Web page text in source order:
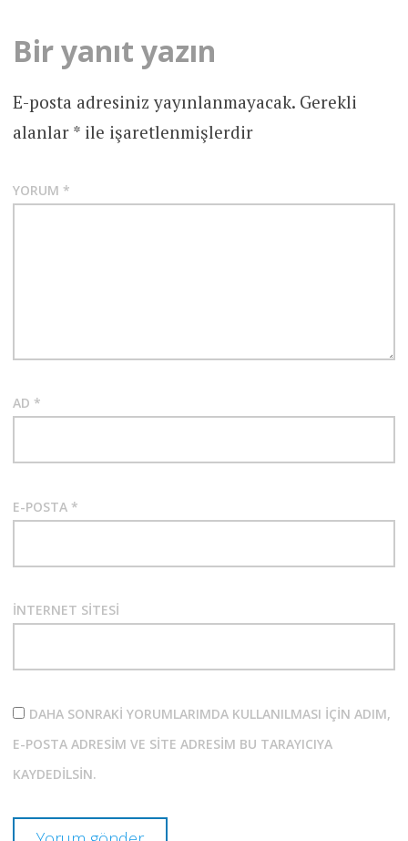
Bir yanıt yazın
E-posta adresiniz yayınlanmayacak. Gerekli
alanlar *ile işaretlenmişlerdir
YORUM *
AD *
E-POSTA *
İNTERNET SITESI
DAHA SONRAKI YORUMLARIMDA KULLANILMASI IÇIN ADIM,
E-POSTA ADRESIM VE SITE ADRESIM BU TARAYICIYA
KAYDEDILSIN.